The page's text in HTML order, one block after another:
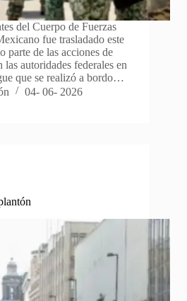
del Cuerpo de Fuerzas
fue trasladado este
parte de las acciones de
autoridades federales en
que se realizó a bordo…
04- 06- 2026